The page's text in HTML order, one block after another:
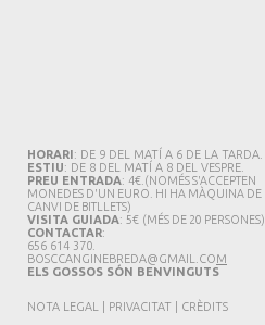
HORARI: DE 9 DEL MATÍ A 6 DE LA TARDA.
ESTIU: DE 8 DEL MATÍ A 8 DEL VESPRE.
PREU ENTRADA: 4€. (NOMÉS S'ACCEPTEN
MONEDES D'UN EURO. HI HA MÀQUINA DE
CANVI DE BITLLETS)
VISITA GUIADA: 5€ (MÉS DE 20 PERSONES)
CONTACTAR:
656 614 370.
BOSCCANGINEBREDA@GMAIL.COM
ELS GOSSOS SÓN BENVINGUTS
NOTA LEGAL PRIVACITAT CRÈDITS